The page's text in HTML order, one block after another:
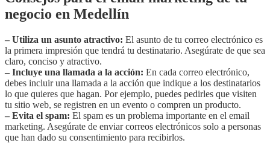
negocio en Medellín
– Utiliza un asunto atractivo: El asunto de tu correo electrónico es
la primera impresión que tendrá tu destinatario. Asegúrate de que sea
claro, conciso y atractivo.
– Incluye una llamada a la acción: En cada correo electrónico,
debes incluir una llamada a la acción que indique a los destinatarios
lo que quieres que hagan. Por ejemplo, puedes pedirles que visiten
tu sitio web, se registren en un evento o compren un producto.
– Evita el spam: El spam es un problema importante en el email
marketing. Asegúrate de enviar correos electrónicos solo a personas
que han dado su consentimiento para recibirlos.